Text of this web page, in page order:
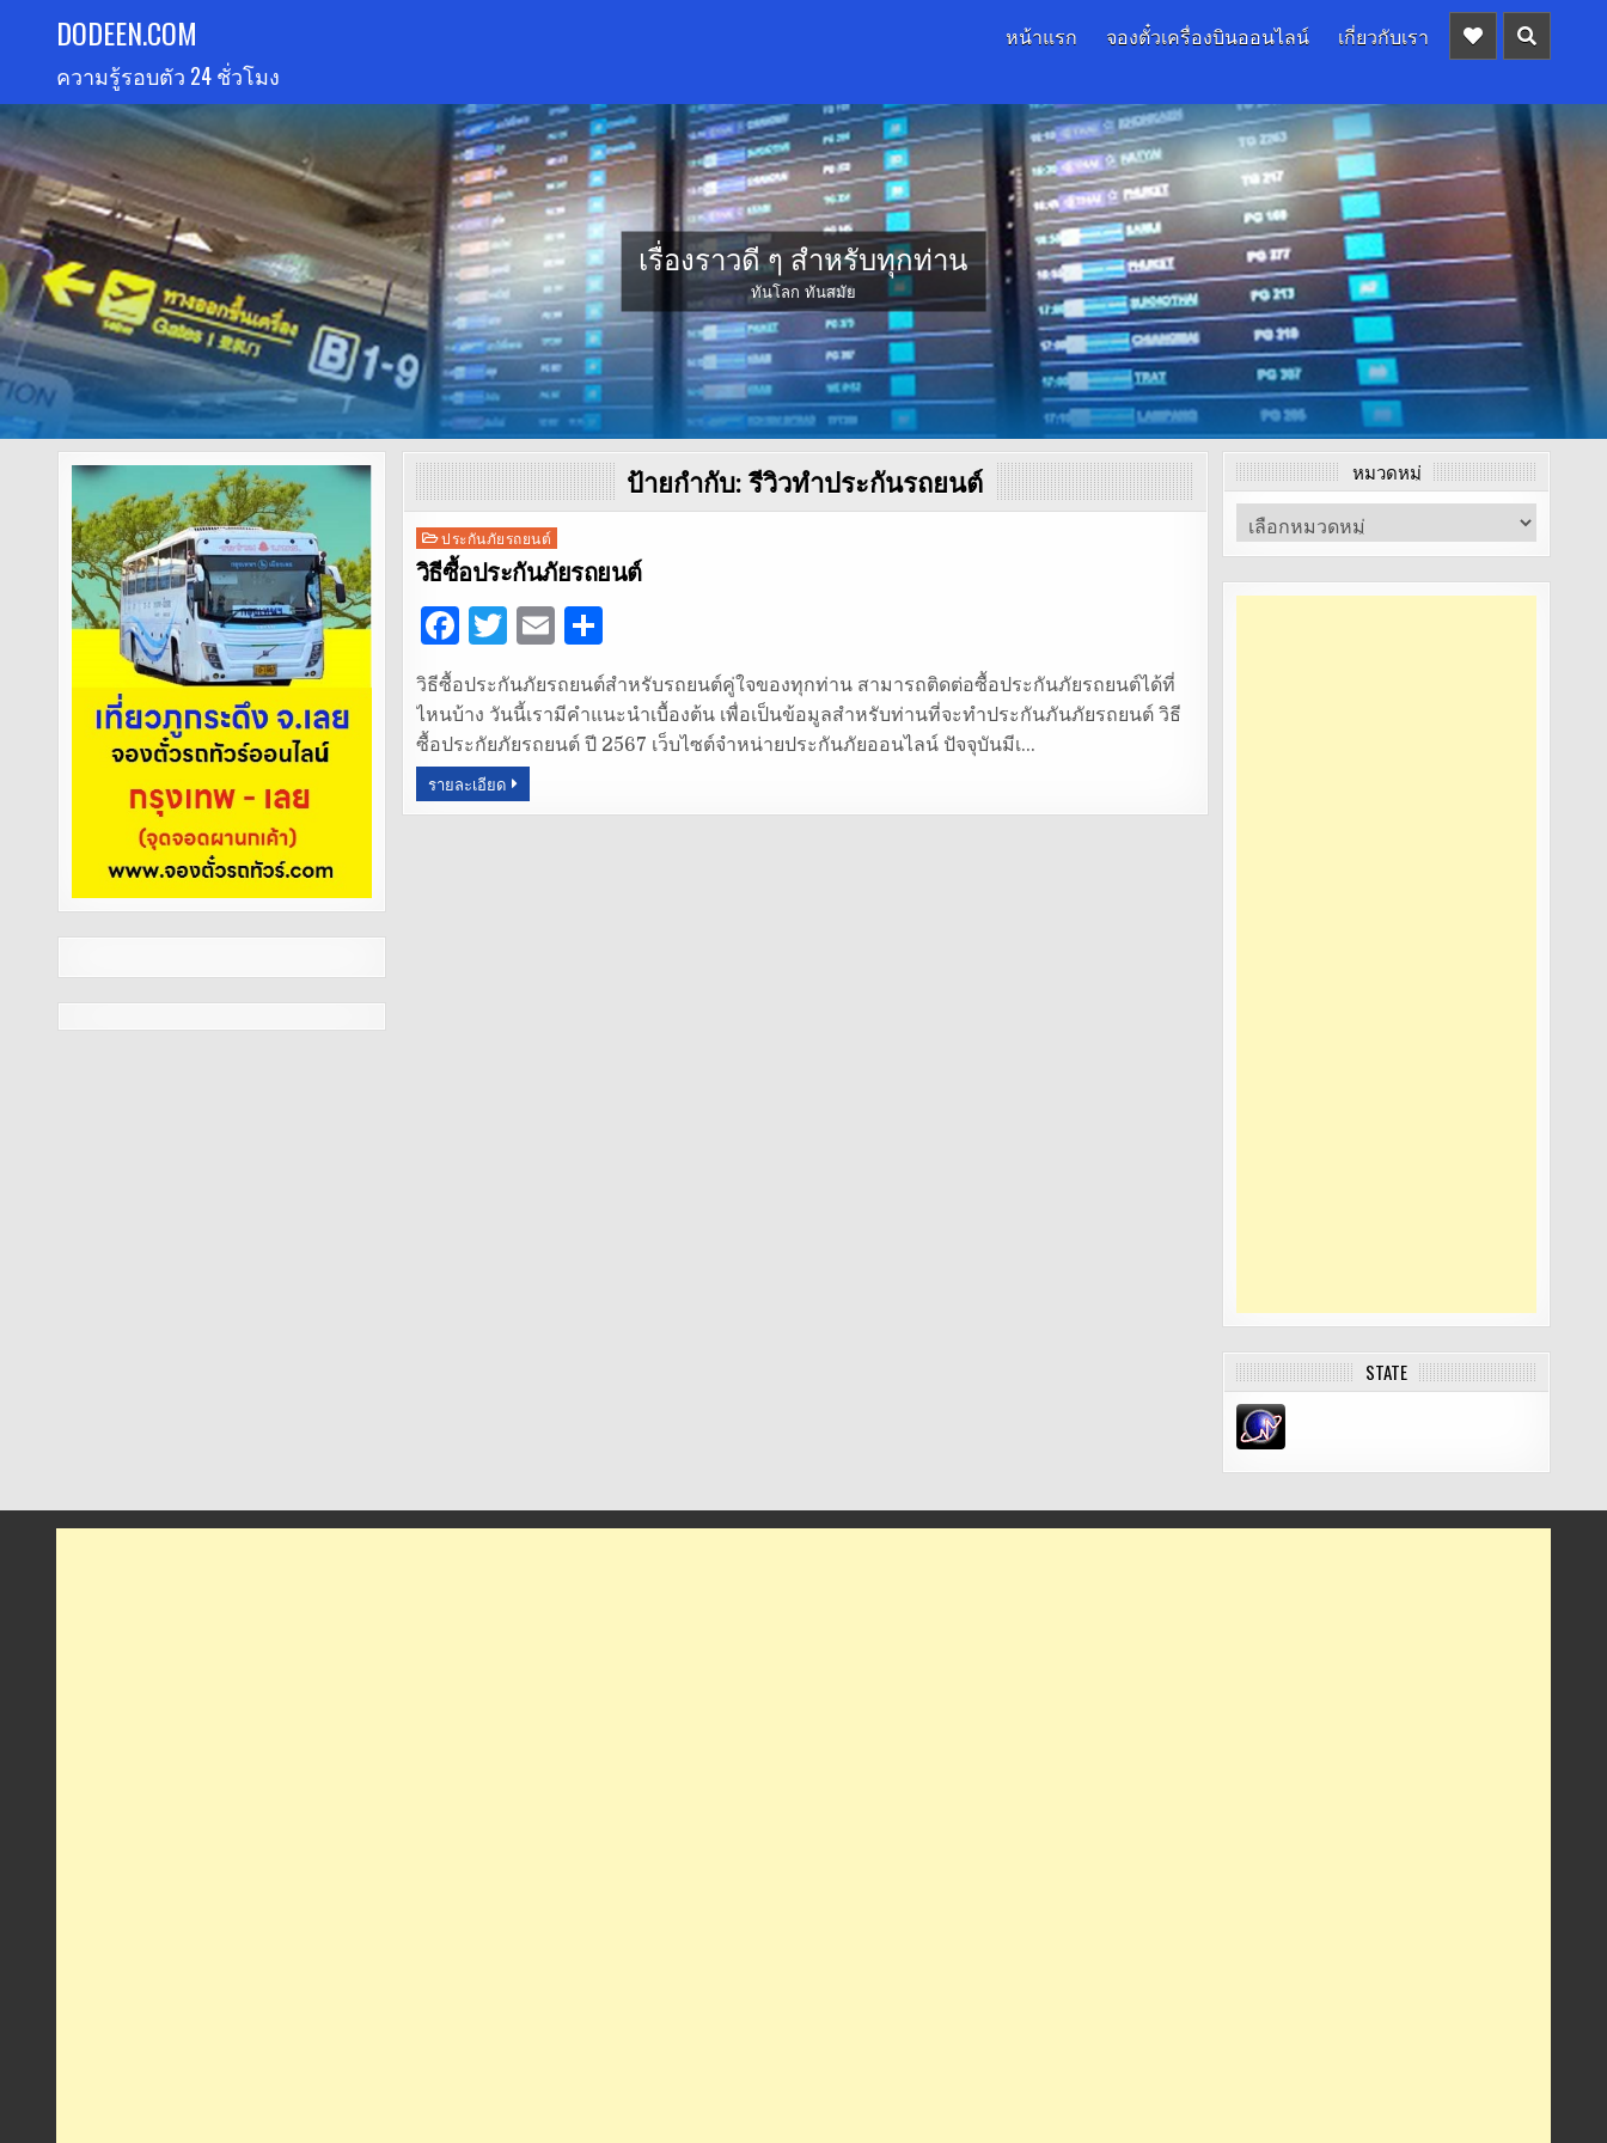
content
DODEEN.COM
ความรู้รอบตัว 24 ชั่วโมง
หน้าแรก จองตั๋วเครื่องบินออนไลน์ เกี่ยวกับเรา
เรื่องราวดี ๆ สำหรับทุกท่าน
ทันโลก ทันสมัย
ป้ายกำกับ:รีวิวทำประกันรถยนต์
Posted
in
ประกันภัยรถยนต์
วิธีซื้อประกันภัยรถยนต์
F
c
e
b
o
T
it
te
r
E
ai
l
S
h
ar
e
วิธีซื้อประกันภัยรถยนต์สำหรับรถยนต์คู่ใจของทุกท่าน สามารถติดต่อซื้อประกันภัยรถยนต์ได้ที่
ไหนบ้าง วันนี้เรามีคำแนะนำเบื้องต้น เพื่อเป็นข้อมูลสำหรับท่านที่จะทำประกันภันภัยรถยนต์ วิธี
ซื้อประกัยภัยรถยนต์ ปี 2567 เว็บไซต์จำหน่ายประกันภัยออนไลน์ ปัจจุบันมีเ…
รายละเอียด
หมวดหมู่
หมวด
หมู่
STATE